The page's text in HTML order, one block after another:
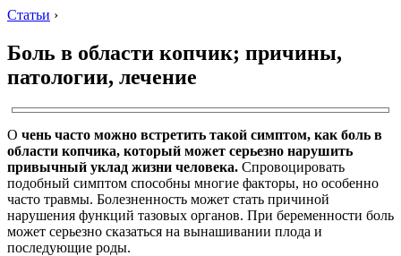
Статьи ›
Боль в области копчик; причины,
патологии, лечение
О чень часто можно встретить такой симптом, как боль в
области копчика, который может серьезно нарушить
привычный уклад жизни человека. Спровоцировать
подобный симптом способны многие факторы, но особенно
часто травмы. Болезненность может стать причиной
нарушения функций тазовых органов. При беременности боль
может серьезно сказаться на вынашивании плода и
последующие роды.